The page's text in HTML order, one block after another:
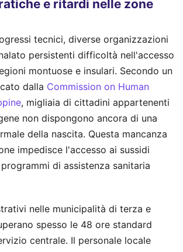
e ritardi nelle zone
tecnici, diverse organizzazioni
persistenti difficoltà nell'accesso
montuose e insulari. Secondo un
dalla Commission on Human
, migliaia di cittadini appartenenti
non dispongono ancora di una
della nascita. Questa mancanza
impedisce l'accesso ai sussidi
di assistenza sanitaria
nelle municipalità di terza e
spesso le 48 ore standard
centrale. Il personale locale